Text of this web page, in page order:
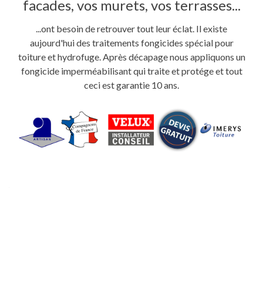
facades, vos murets, vos terrasses...
...ont besoin de retrouver tout leur éclat. Il existe
aujourd'hui des traitements fongicides spécial pour
toiture et hydrofuge. Après décapage nous appliquons un
fongicide imperméabilisant qui traite et protége et tout
ceci est garantie 10 ans.